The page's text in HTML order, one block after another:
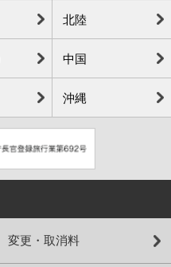
北陸
中国
沖縄
変更・取消料